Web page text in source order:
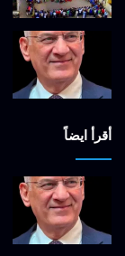
أقرأ ايضاً